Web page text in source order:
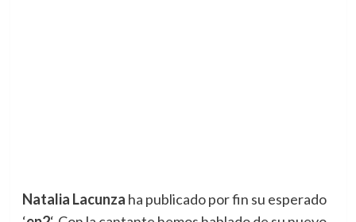
Natalia Lacunza ha publicado por fin su esperado